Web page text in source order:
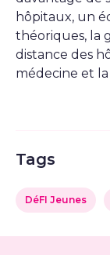
hôpitaux, un
théoriques, la
distance des
médecine et
Tags
DéFI Jeunes